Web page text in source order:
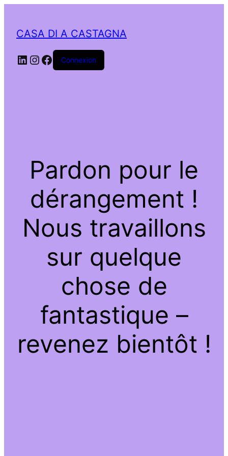
CASA DI A CASTAGNA
LinkedIn
Instagram
Facebook
Connexion
Pardon pour le
dérangement !
Nous travaillons
sur quelque
chose de
fantastique –
revenez bientôt !